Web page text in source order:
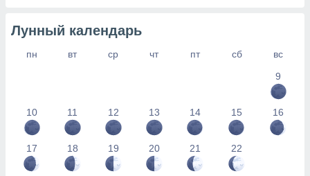
Лунный календарь
пн вт ср чт пт сб
вс
9
10 11 12 13 14 15 16
17 18 19 20 21 22